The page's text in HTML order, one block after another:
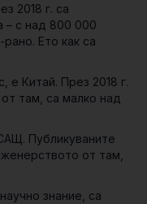
2018 г. са
– с над 800 000
Ето как са
е Китай. През 2018 г.
там, са малко над
Публикуваните
от там,
знание, са